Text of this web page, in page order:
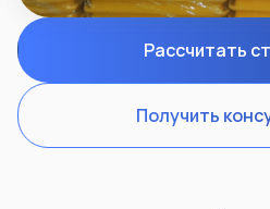
Рассчитать
Получить